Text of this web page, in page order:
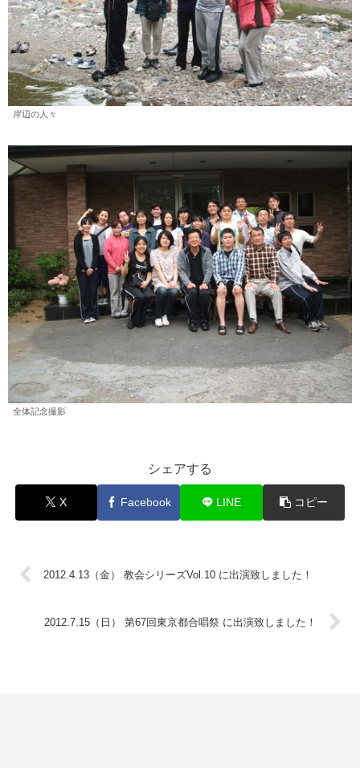
岸辺の人々
全体記念撮影
シェアする
X Facebook LINE コピー
2012.4.13（金） 教会シリーズVol.10 に出演致しました！
2012.7.15（日） 第67回東京都合唱祭 に出演致しました！